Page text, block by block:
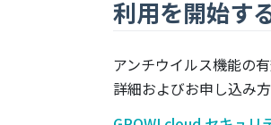
利用を開始す
アンチウイルス機能の
詳細およびお申し込み